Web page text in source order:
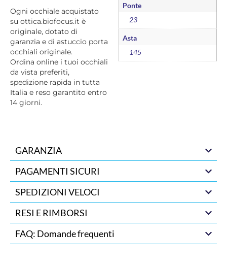
Ogni occhiale acquistato
su ottica.biofocus.it è
originale, dotato di
garanzia e di astuccio porta
occhiali originale.
Ordina online i tuoi occhiali
da vista preferiti,
spedizione rapida in tutta
Italia e reso garantito entro
14 giorni.
Ponte
23
Asta
145
GARANZIA
PAGAMENTI SICURI
SPEDIZIONI VELOCI
RESI E RIMBORSI
FAQ: Domande frequenti